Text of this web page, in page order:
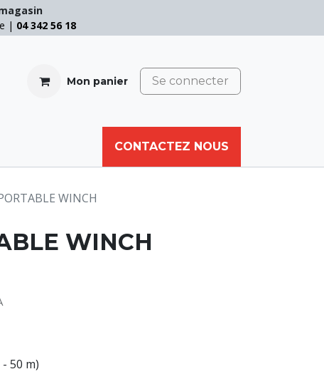
| 04 342 56 18
Mon panier Se connecter
CORDE AUTRES
CONTACTEZ NOUS
WINCH
WINCH
50 m)